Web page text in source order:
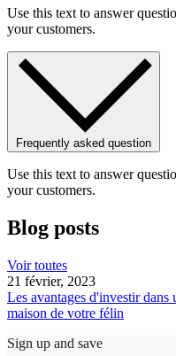
Use this text to answer
your customers.
Frequently asked question
Use this text to answer
your customers.
Blog posts
Voir toutes
21 février, 2023
Les avantages d'investir
maison de votre félin
Sign up and save